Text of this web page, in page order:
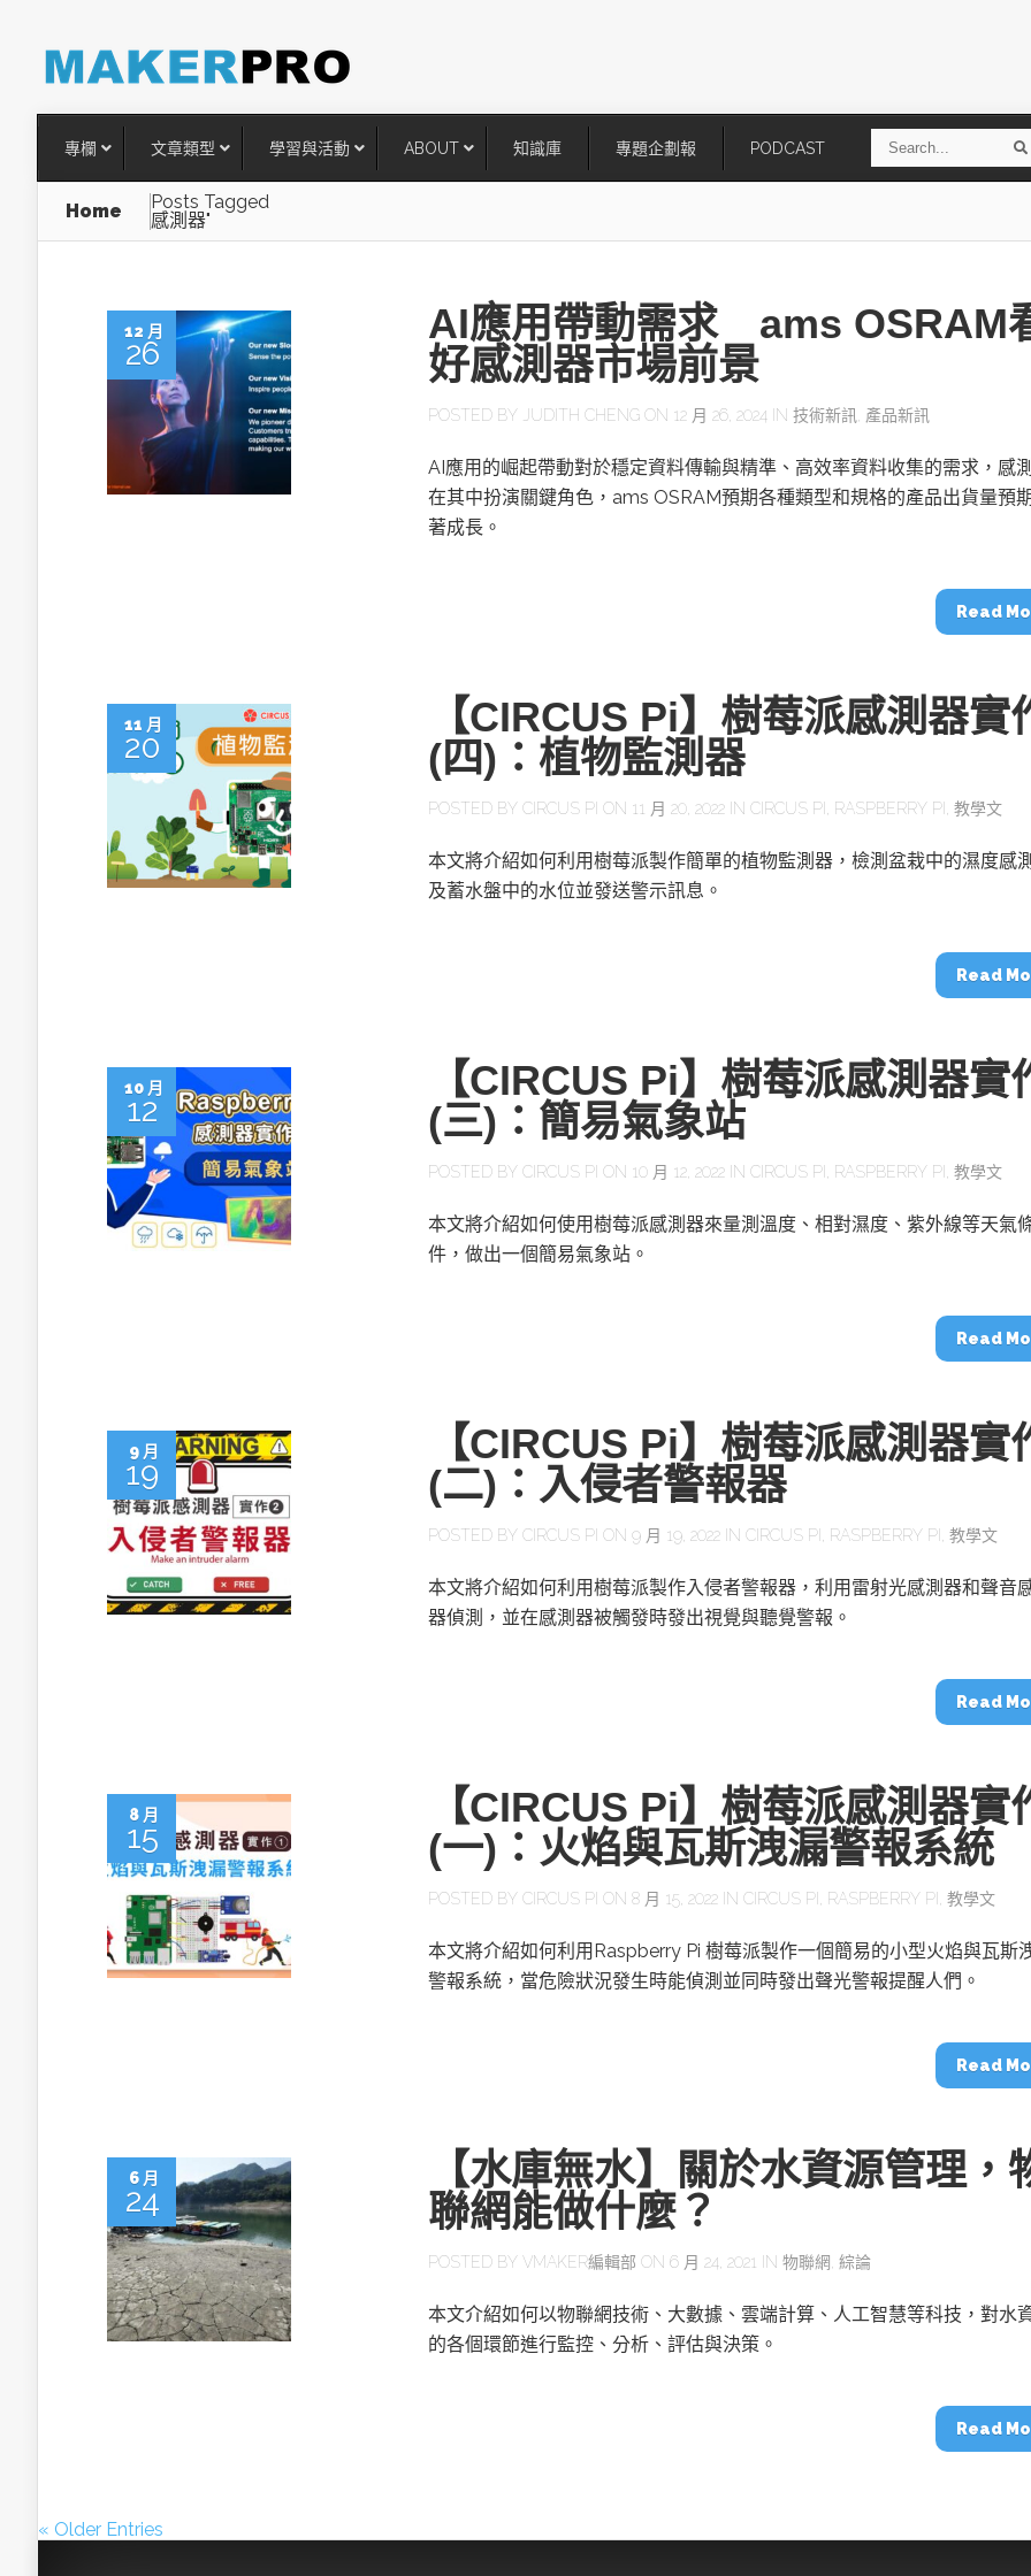
專欄
英特爾技術驅動醫療外骨骼解決方案
以3D感知開啟智慧機器人新時代：從深度相機到
OpenVINO的邊緣智慧革命
AI Agent時代來臨：看邊緣AI如何成為
文章類型
推探OpenAI Codex Micro專屬控
元收購Synaptics布局邊緣智慧平
台
TensorFlow vs. PyTorch：AI框架
之戰，誰是最佳選擇？
Apple、NVIDIA、AMD
創客開發板AI加速晶片觀察
學習與活動 ABOUT 知識庫 專題企劃報 PODCAST
a
r
r
Home
Posts Tagged
感測器"
12 月
26
AI應用帶動需求 ams OSRAM
好感測器市場前景
POSTED BY JUDITH CHENG ON 12 月 26, 2024 IN 技術新訊 產品新訊
AI應用的崛起帶動對於穩定資料傳輸與精準、高效率資料收集的需求，感
在其中扮演關鍵角色，ams OSRAM預期各種類型和規格的產品出貨量預
著成長。
Read
11 月
20
【CIRCUS Pi】樹莓派感測器實
(四)：植物監測器
POSTED BY CIRCUS PI ON 11 月 20, 2022 IN CIRCUS PI RASPBERRY PI 教學文
本文將介紹如何利用樹莓派製作簡單的植物監測器，檢測盆栽中的濕度感
及蓄水盤中的水位並發送警示訊息。
Read
10 月
12
【CIRCUS Pi】樹莓派感測器實
(三)：簡易氣象站
POSTED BY CIRCUS PI ON 10 月 12, 2022 IN CIRCUS PI RASPBERRY PI 教學文
本文將介紹如何使用樹莓派感測器來量測溫度、相對濕度、紫外線等天氣
件，做出一個簡易氣象站。
Read
9 月
19
【CIRCUS Pi】樹莓派感測器實
(二)：入侵者警報器
POSTED BY CIRCUS PI ON 9 月 19, 2022 IN CIRCUS PI RASPBERRY PI 教學文
本文將介紹如何利用樹莓派製作入侵者警報器，利用雷射光感測器和聲音
器偵測，並在感測器被觸發時發出視覺與聽覺警報。
Read
8 月
15
【CIRCUS Pi】樹莓派感測器實
(一)：火焰與瓦斯洩漏警報系統
POSTED BY CIRCUS PI ON 8 月 15, 2022 IN CIRCUS PI RASPBERRY PI 教學文
本文將介紹如何利用Raspberry Pi 樹莓派製作一個簡易的小型火焰與瓦斯
警報系統，當危險狀況發生時能偵測並同時發出聲光警報提醒人們。
Read
6 月
24
【水庫無水】關於水資源管理，
聯網能做什麼？
POSTED BY VMAKER編輯部 ON 6 月 24, 2021 IN 物聯網 綜論
本文介紹如何以物聯網技術、大數據、雲端計算、人工智慧等科技，對水
的各個環節進行監控、分析、評估與決策。
Read
« Older Entries